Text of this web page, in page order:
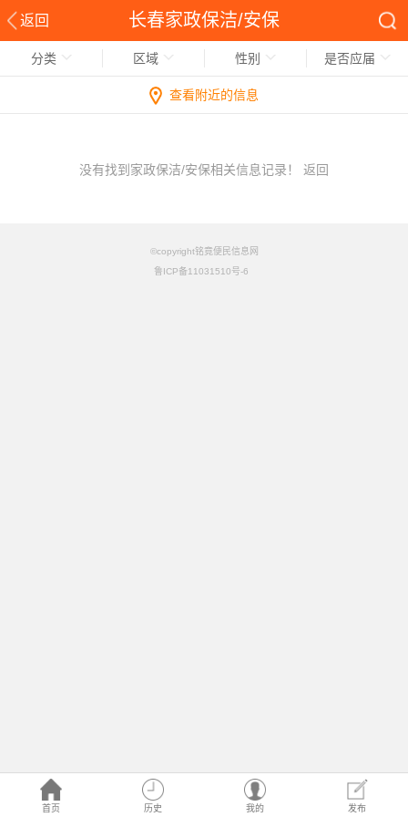
返回 长春家政保洁/安保
首页 历史 我的 发布
分类 区域 性别 是否应届
查看附近的信息
没有找到家政保洁/安保相关信息记录！ 返回
©copyright铭竟便民信息网
鲁ICP备11031510号-6